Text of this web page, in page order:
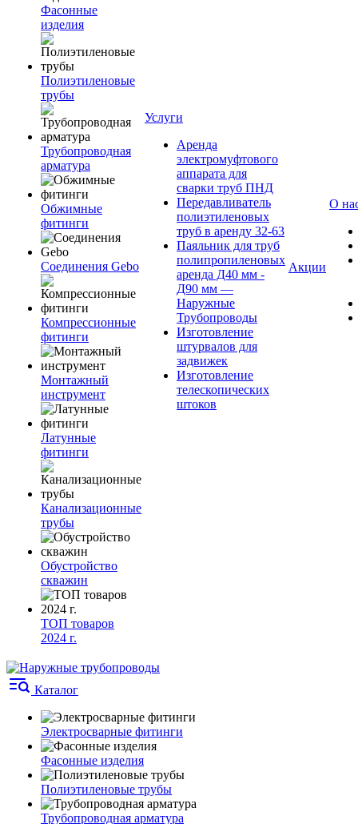
Фасонные
изделия
Полиэтиленовые
трубы
Трубопроводная
арматура
Обжимные
фитинги
Соединения Gebo
Компрессионные
фитинги
Монтажный
инструмент
Латунные
фитинги
Канализационные
трубы
Обустройство
скважин
ТОП товаров
2024 г.
Услуги
Аренда
электромуфтового
аппарата для
сварки труб ПНД
Передавливатель
полиэтиленовых
труб в аренду 32-63
Паяльник для труб
полипропиленовых
аренда Д40 мм -
Д90 мм —
Наружные
Трубопроводы
Изготовление
штурвалов для
задвижек
Изготовление
телескопических
штоков
Акции
О
Каталог
Электросварные фитинги
Фасонные изделия
Полиэтиленовые трубы
Трубопроводная арматура